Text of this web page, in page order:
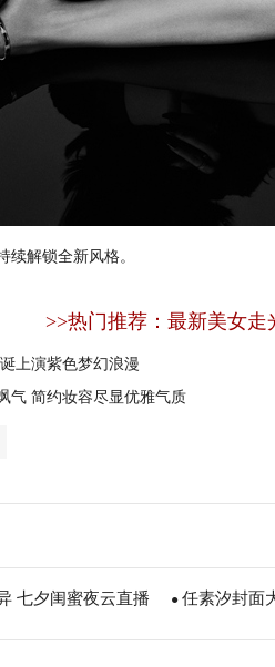
解锁全新风格。
>>热门推荐：最新美女走
上演紫色梦幻浪漫
气 简约妆容尽显优雅气质
七夕闺蜜夜云直播 ● 任素汐封面